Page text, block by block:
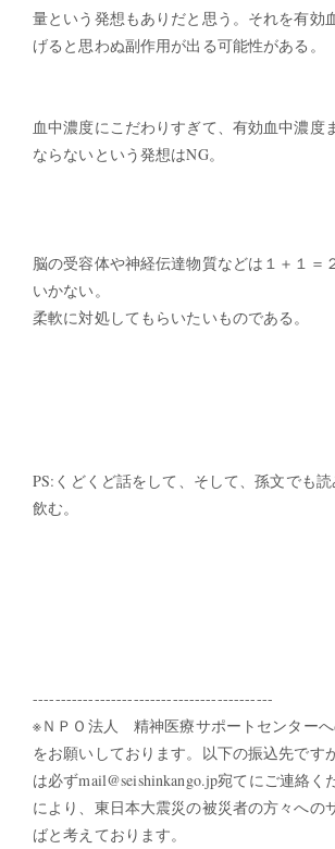
量という発想もありだと思う。それを有効
げると思わぬ副作用が出る可能性がある。
血中濃度にこだわりすぎて、有効血中濃度
ならないという発想はNG。
脳の受容体や神経伝達物質などは１＋１＝
いかない。
柔軟に対処してもらいたいものである。
PS:くどくど話をして、そして、孫文でも
飲む。
-------------------------------------------
※ＮＰＯ法人 精神医療サポートセンター
をお願いしております。以下の振込先です
は必ずmail@seishinkango.jp宛てにご連絡く
により、東日本大震災の被災者の方々への
ばと考えております。